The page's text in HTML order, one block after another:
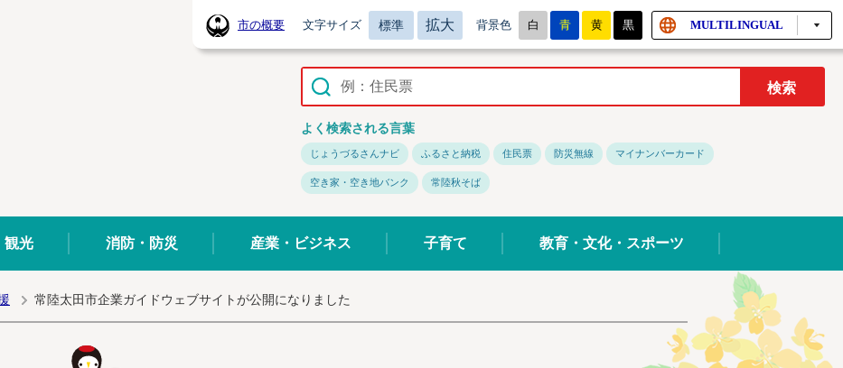
常陸太田市ホームページ
市の概要 文字サイズ 標準 拡大 背景色 白 青 黄 黒 MULTILINGUAL
よく検索される言葉
じょうづるさんナビ ふるさと納税 住民票 防災無線 マイナンバーカード
空き家・空き地バンク 常陸秋そば
観光 消防・防災 産業・ビジネス 子育て 教育・文化・スポーツ
常陸太田市企業ガイドウェブサイトが公開になりました